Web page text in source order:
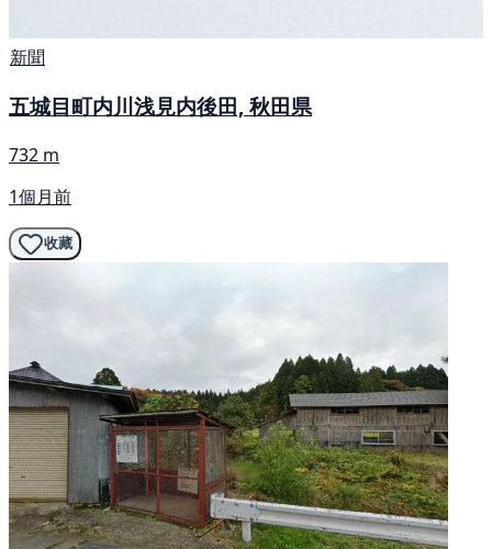
新聞
五城目町内川浅見内後田, 秋田県
732 m
1個月前
收藏